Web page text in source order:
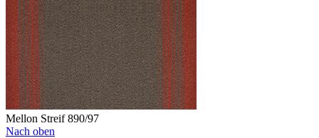
Mellon Streif 890/97
Nach oben